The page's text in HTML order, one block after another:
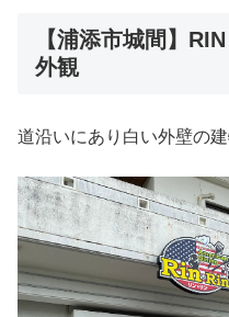
【浦添市城間】
外観
道沿いにあり白い外壁の建